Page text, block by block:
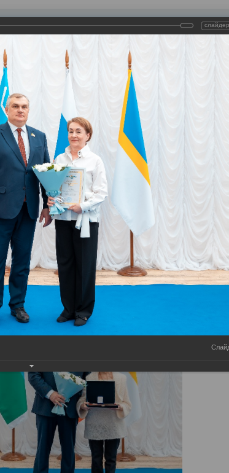
услуги Торговая площадка
Совета законодателей, Благодарственными
на благо города - геологи, строители,
слайдер